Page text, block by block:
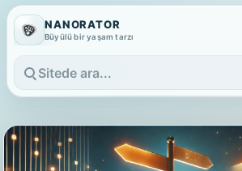
NANORATOR
Büyülü bir yaşam tarzı
Sitede ara